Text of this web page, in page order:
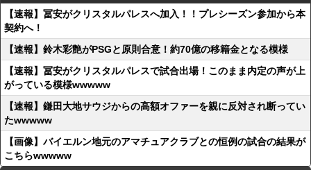
【速報】冨安がクリスタルパレスへ加入！！プレシーズン参加から本
契約へ！
【速報】鈴木彩艶がPSGと原則合意！約70億の移籍金となる模様
【速報】冨安がクリスタルパレスで試合出場！このまま内定の声が上
がっている模様wwwww
【速報】鎌田大地サウジからの高額オファーを親に反対され断ってい
たwwwww
【画像】バイエルン地元のアマチュアクラブとの恒例の試合の結果が
こちらwwwww